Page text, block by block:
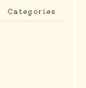
Categories